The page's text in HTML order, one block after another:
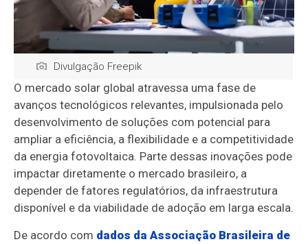
Divulgação Freepik
O mercado solar global atravessa uma fase de
avanços tecnológicos relevantes, impulsionada pelo
desenvolvimento de soluções com potencial para
ampliar a eficiência, a flexibilidade e a competitividade
da energia fotovoltaica. Parte dessas inovações pode
impactar diretamente o mercado brasileiro, a
depender de fatores regulatórios, da infraestrutura
disponível e da viabilidade de adoção em larga escala.
De acordo com dados da Associação Brasileira de